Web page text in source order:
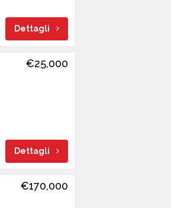
Dettagli
€25,000
Dettagli
€170,000